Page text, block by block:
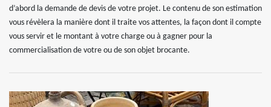
d’abord la demande de devis de votre projet. Le contenu de son estimation
vous révèlera la manière dont il traite vos attentes, la façon dont il compte
vous servir et le montant à votre charge ou à gagner pour la
commercialisation de votre ou de son objet brocante.